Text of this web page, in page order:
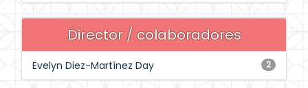
Director / colaboradores
2
Evelyn Diez-Martínez Day